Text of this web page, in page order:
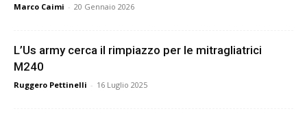
Marco Caimi - 20 Gennaio 2026
L’Us army cerca il rimpiazzo per le mitragliatrici
M240
Ruggero Pettinelli - 16 Luglio 2025